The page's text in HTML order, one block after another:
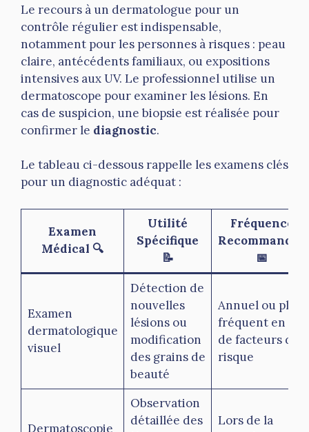
Le recours à un dermatologue pour un
contrôle régulier est indispensable,
notamment pour les personnes à risques : peau
claire, antécédents familiaux, ou expositions
intensives aux UV. Le professionnel utilise un
dermatoscope pour examiner les lésions. En
cas de suspicion, une biopsie est réalisée pour
confirmer le diagnostic.
Le tableau ci-dessous rappelle les examens clés
pour un diagnostic adéquat :
Examen
Médical 🔍
Utilité
Spécifique
📝
Fréquence
Recommandée
📅
Examen
dermatologique
visuel
Détection de
nouvelles
lésions ou
modification
des grains de
beauté
Annuel ou plus
fréquent en cas
de facteurs de
risque
Dermatoscopie
Observation
détaillée des
Lors de la